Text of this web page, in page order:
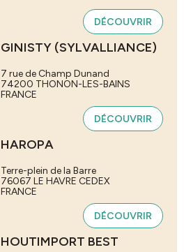
DÉCOUVRIR
GINISTY (SYLVALLIANCE)
7 rue de Champ Dunand
74200 THONON-LES-BAINS
FRANCE
DÉCOUVRIR
HAROPA
Terre-plein de la Barre
76067 LE HAVRE CEDEX
FRANCE
DÉCOUVRIR
HOUTIMPORT BEST